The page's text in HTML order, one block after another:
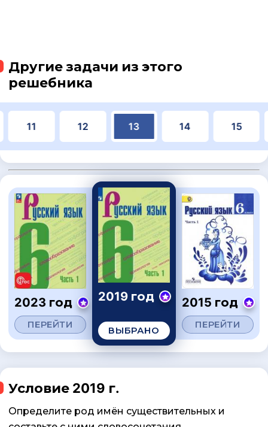
Другие задачи из этого
решебника
11 12 13 14 15
2023 год
ПЕРЕЙТИ
2019 год
ВЫБРАНО
2015 год
ПЕРЕЙТИ
Условие 2019 г.
Определите род имён существительных и